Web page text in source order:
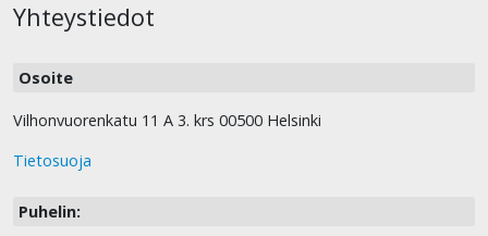
Yhteystiedot
Osoite
Vilhonvuorenkatu 11 A 3. krs 00500 Helsinki
Tietosuoja
Puhelin: